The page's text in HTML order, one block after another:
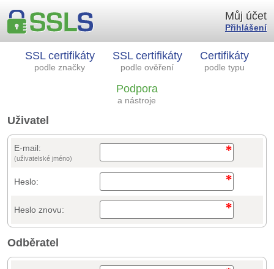
SSL certifikáty
podle značky
SSL certifikáty
podle ověření
Certifikáty
podle typu
Podpora
a nástroje
Můj účet
Přihlášení
Uživatel
E-mail:
(uživatelské jméno)
Heslo:
Heslo znovu:
Odběratel